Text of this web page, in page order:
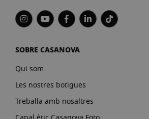
SOBRE CASANOVA
Qui som
Les nostres botigues
Treballa amb nosaltres